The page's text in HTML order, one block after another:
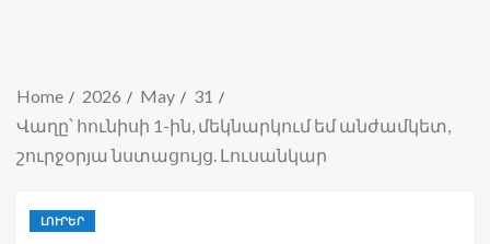
Home 2026 May
31
Վաղը՝ հունիսի 1-ին, մեկնարկում եմ անժամկետ,
շուրջօրյա նստացույց. Լուսանկար
ԼՈՒՐԵՐ